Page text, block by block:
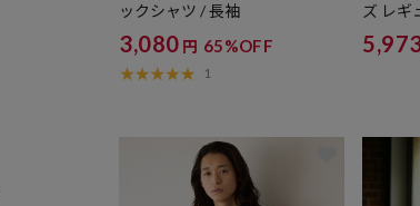
ックシャツ / 長袖
3,080 円 65%OFF
1
ズ レギ
グスリ